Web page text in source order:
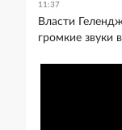
11:37
Власти
громкие звуки